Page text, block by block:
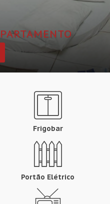
Frigobar
Portão Elétrico